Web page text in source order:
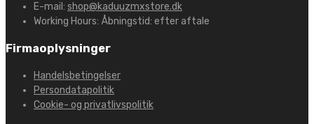
E-mail: shop@kaduuzmxstore.dk
Working Hours: Åbningstid: efter aftale
Firmaoplysninger
Handelsbetingelser
Persondatapolitik
Cookie- og privatlivspolitik